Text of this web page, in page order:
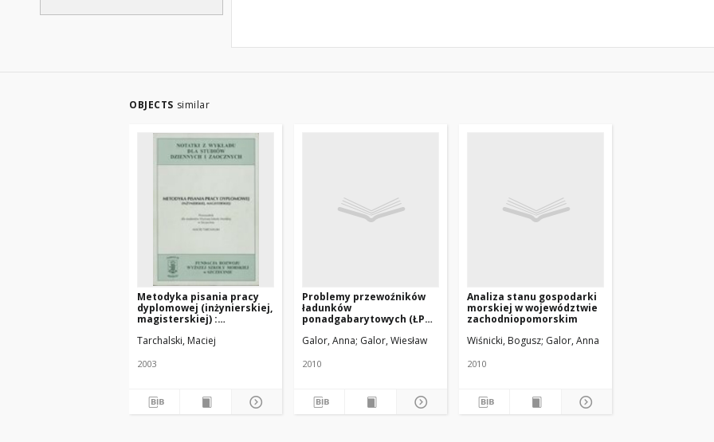
OBJECTS similar
Metodyka pisania pracy
dyplomowej (inżynierskiej,
magisterskiej) :
Wyższej Szkoły Morskiej w
Tarchalski, Maciej
2003
Problemy przewoźników
ładunków
ponadgabarytowych (ŁPN)
Galor, Anna Galor, Wiesław
2010
Analiza stanu gospodarki
morskiej w województwie
zachodniopomorskim
Wiśnicki, Bogusz Galor, Anna
2010